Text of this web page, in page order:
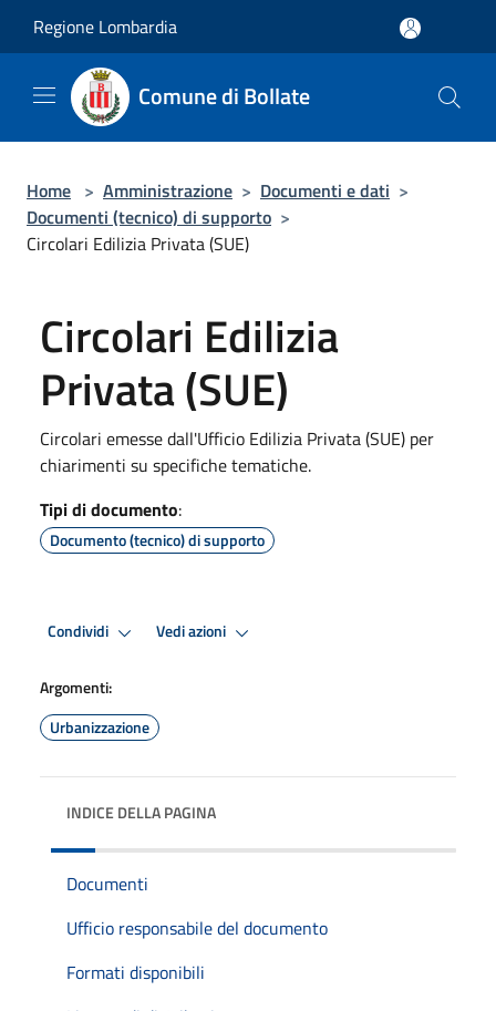
Regione Lombardia
Comune di Bollate
Home > Amministrazione > Documenti e dati >
Documenti (tecnico) di supporto >
Circolari Edilizia Privata (SUE)
Circolari Edilizia
Privata (SUE)
Circolari emesse dall'Ufficio Edilizia Privata (SUE) per
chiarimenti su specifiche tematiche.
Tipi di documento:
Documento (tecnico) di supporto
Condividi Vedi azioni
Argomenti:
Urbanizzazione
INDICE DELLA PAGINA
Documenti
Ufficio responsabile del documento
Formati disponibili